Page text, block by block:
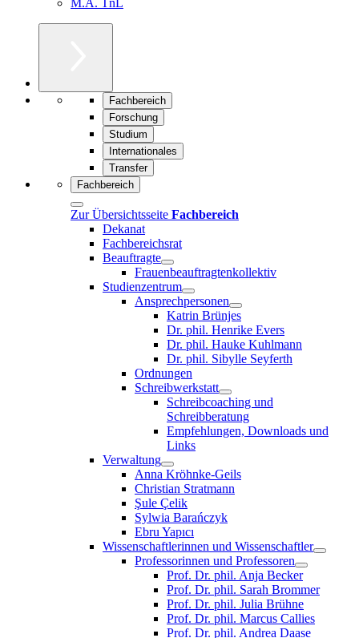
Fachbereich
Forschung
Studium
Internationales
Transfer
Fachbereich
Zur Übersichtsseite Fachbereich
Dekanat
Fachbereichsrat
Beauftragte
Frauenbeauftragtenkollektiv
Studienzentrum
Ansprechpersonen
Katrin Brünjes
Dr. phil. Henrike Evers
Dr. phil. Hauke Kuhlmann
Dr. phil. Sibylle Seyferth
Ordnungen
Schreibwerkstatt
Schreibcoaching und
Schreibberatung
Empfehlungen, Downloads und
Links
Verwaltung
Anna Kröhnke-Geils
Christian Stratmann
Şule Çelik
Sylwia Barańczyk
Ebru Yapıcı
Wissenschaftlerinnen und Wissenschaftler
Professorinnen und Professoren
Prof. Dr. phil. Anja Becker
Prof. Dr. phil. Sarah Brommer
Prof. Dr. phil. Julia Brühne
Prof. Dr. phil. Marcus Callies
Prof. Dr. phil. Andrea Daase